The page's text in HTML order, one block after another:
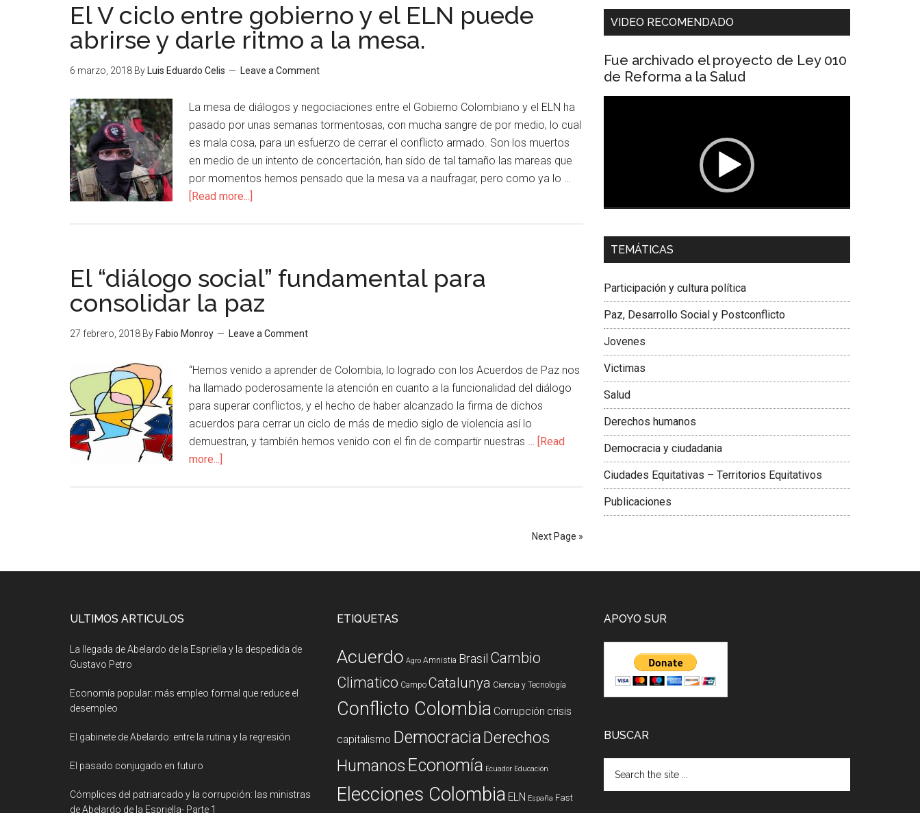
El V ciclo entre gobierno y el ELN puede
abrirse y darle ritmo a la mesa.
6 marzo, 2018 By Luis Eduardo Celis Leave a Comment
La mesa de diálogos y negociaciones entre el Gobierno Colombiano y el ELN ha
pasado por unas semanas tormentosas, con mucha sangre de por medio, lo cual
es mala cosa, para un esfuerzo de cerrar el conflicto armado. Son los muertos
en medio de un intento de concertación, han sido de tal tamaño las mareas que
por momentos hemos pensado que la mesa va a naufragar, pero como ya lo …
[Read more...]
El “diálogo social” fundamental para
consolidar la paz
27 febrero, 2018 By Fabio Monroy Leave a Comment
“Hemos venido a aprender de Colombia, lo logrado con los Acuerdos de Paz nos
ha llamado poderosamente la atención en cuanto a la funcionalidad del diálogo
para superar conflictos, y el hecho de haber alcanzado la firma de dichos
acuerdos para cerrar un ciclo de más de medio siglo de violencia así lo
demuestran, y también hemos venido con el fin de compartir nuestras … [Read
more...]
Next Page »
VIDEO RECOMENDADO
Fue archivado el proyecto de Ley 010
de Reforma a la Salud
Dra. Carolina Corcho Mejía,
Latinoamericana Sur, Vicepresidenta Federación
TEMÁTICAS
Participación y cultura política
Paz, Desarrollo Social y Postconflicto
Jovenes
Victimas
Salud
Derechos humanos
Democracia y ciudadania
Ciudades Equitativas – Territorios Equitativos
Publicaciones
ULTIMOS ARTICULOS
La llegada de Abelardo de la Espriella y la despedida de
Gustavo Petro
Economía popular: más empleo formal que reduce el
desempleo
El gabinete de Abelardo: entre la rutina y la regresión
El pasado conjugado en futuro
Cómplices del patriarcado y la corrupción: las ministras
de Abelardo de la Espriella- Parte 1
ETIQUETAS
Acuerdo Agro Amnistia Brasil Cambio
Climatico Campo Catalunya Ciencia y Tecnología
Conflicto Colombia Corrupción crisis
capitalismo DemocraciaDerechos
Humanos Economía Ecuador Educación
Elecciones Colombia ELN España Fast
APOYO SUR
BUSCAR